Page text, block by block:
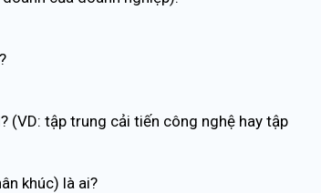
(VD: tập trung cải tiến công nghệ hay tập
khúc) là ai?